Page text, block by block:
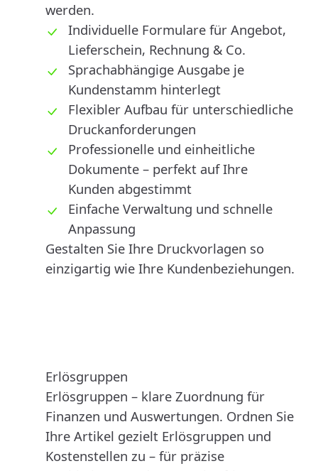
werden.
Individuelle Formulare für Angebot,
Lieferschein, Rechnung & Co.
Sprachabhängige Ausgabe je
Kundenstamm hinterlegt
Flexibler Aufbau für unterschiedliche
Druckanforderungen
Professionelle und einheitliche
Dokumente – perfekt auf Ihre
Kunden abgestimmt
Einfache Verwaltung und schnelle
Anpassung
Gestalten Sie Ihre Druckvorlagen so
einzigartig wie Ihre Kundenbeziehungen.
Erlösgruppen
Erlösgruppen – klare Zuordnung für
Finanzen und Auswertungen. Ordnen Sie
Ihre Artikel gezielt Erlösgruppen und
Kostenstellen zu – für präzise